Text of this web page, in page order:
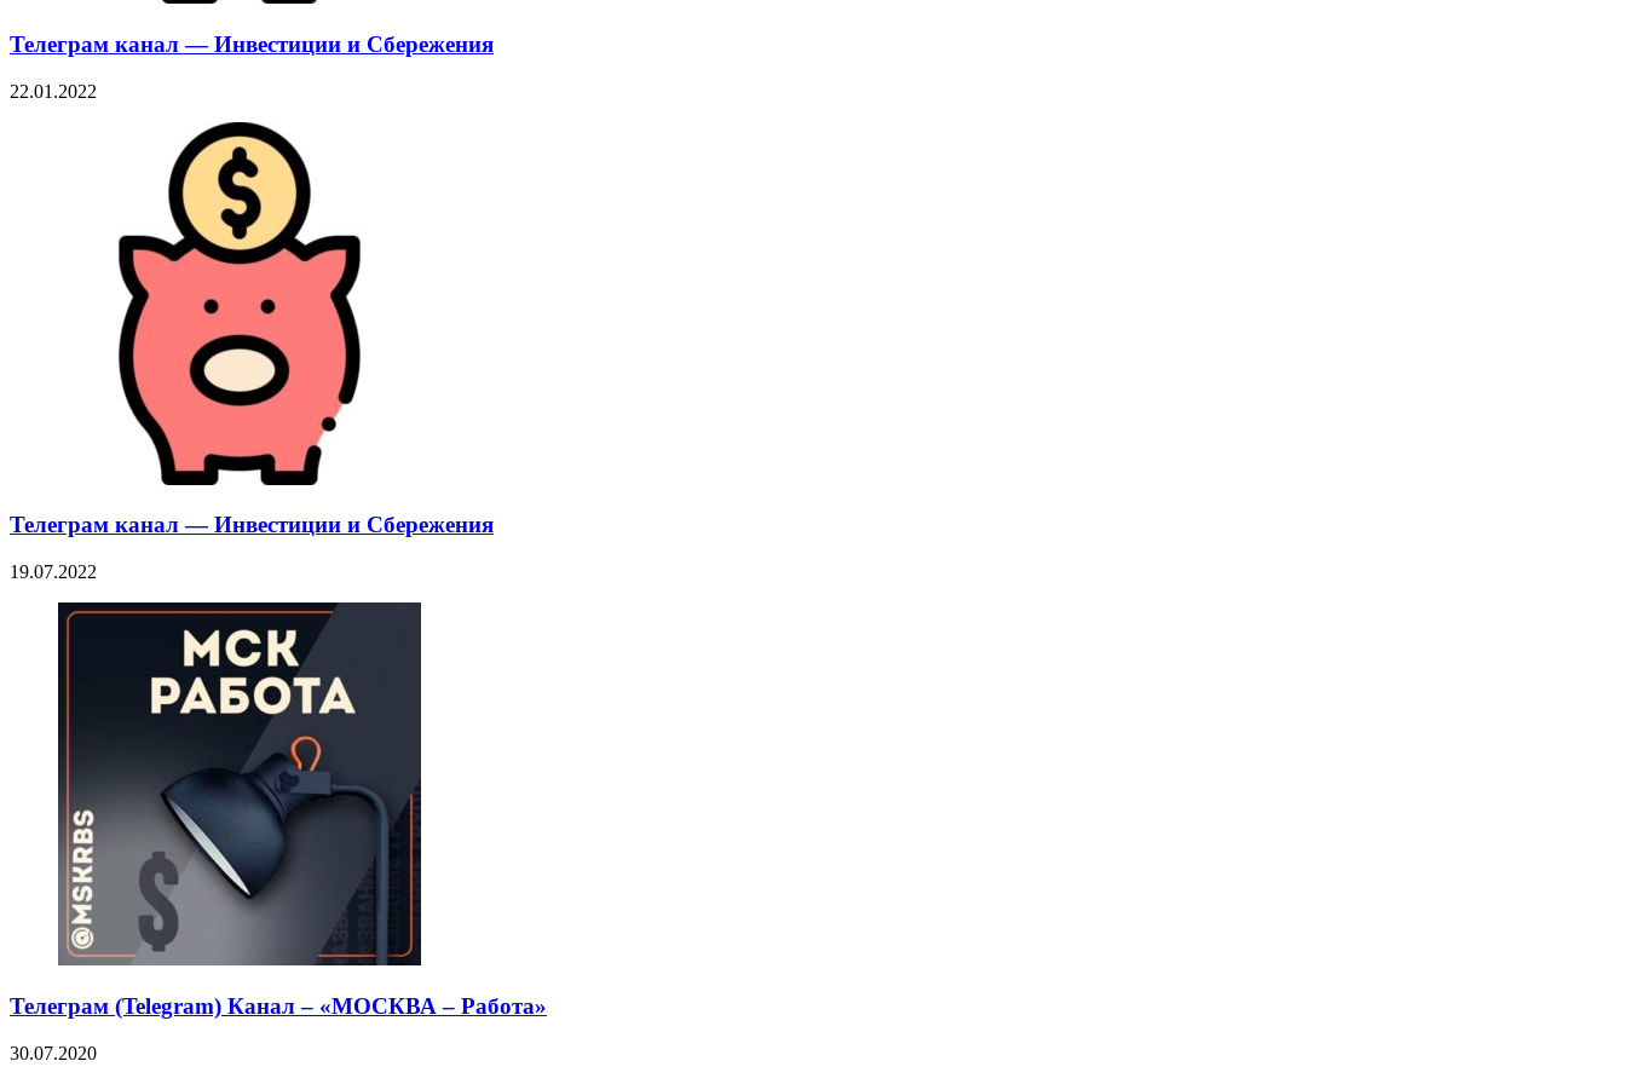
Телеграм канал — Инвестиции и Сбережения
22.01.2022
Телеграм канал — Инвестиции и Сбережения
19.07.2022
Телеграм (Telegram) Канал – «МОСКВА – Работа»
30.07.2020